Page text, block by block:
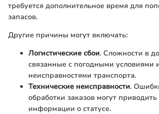
требуется дополнительное время для
запасов.
Другие причины могут включать:
Логистические сбои. Сложности в
связанные с погодными условиями
неисправностями транспорта.
Технические неисправности.
обработки заказов могут
информации о статусе.